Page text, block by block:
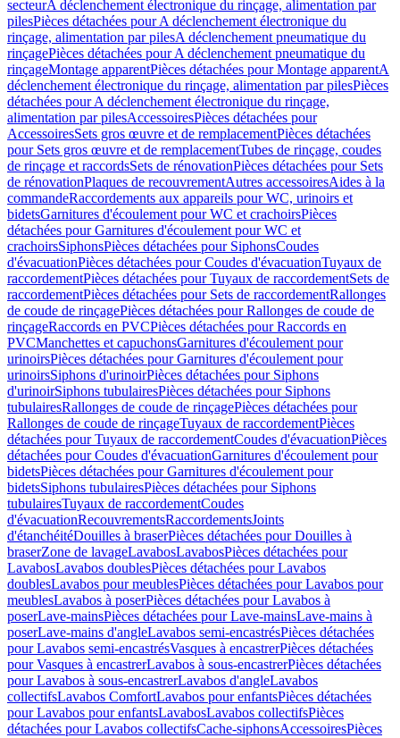
secteurA déclenchement électronique du rinçage, alimentation par
pilesPièces détachées pour A déclenchement électronique du
rinçage, alimentation par pilesA déclenchement pneumatique du
rinçagePièces détachées pour A déclenchement pneumatique du
rinçageMontage apparentPièces détachées pour Montage apparentA
déclenchement électronique du rinçage, alimentation par pilesPièces
détachées pour A déclenchement électronique du rinçage,
alimentation par pilesAccessoiresPièces détachées pour
AccessoiresSets gros œuvre et de remplacementPièces détachées
pour Sets gros œuvre et de remplacementTubes de rinçage, coudes
de rinçage et raccordsSets de rénovationPièces détachées pour Sets
de rénovationPlaques de recouvrementAutres accessoiresAides à la
commandeRaccordements aux appareils pour WC, urinoirs et
bidetsGarnitures d'écoulement pour WC et crachoirsPièces
détachées pour Garnitures d'écoulement pour WC et
crachoirsSiphonsPièces détachées pour SiphonsCoudes
d'évacuationPièces détachées pour Coudes d'évacuationTuyaux de
raccordementPièces détachées pour Tuyaux de raccordementSets de
raccordementPièces détachées pour Sets de raccordementRallonges
de coude de rinçagePièces détachées pour Rallonges de coude de
rinçageRaccords en PVCPièces détachées pour Raccords en
PVCManchettes et capuchonsGarnitures d'écoulement pour
urinoirsPièces détachées pour Garnitures d'écoulement pour
urinoirsSiphons d'urinoirPièces détachées pour Siphons
d'urinoirSiphons tubulairesPièces détachées pour Siphons
tubulairesRallonges de coude de rinçagePièces détachées pour
Rallonges de coude de rinçageTuyaux de raccordementPièces
détachées pour Tuyaux de raccordementCoudes d'évacuationPièces
détachées pour Coudes d'évacuationGarnitures d'écoulement pour
bidetsPièces détachées pour Garnitures d'écoulement pour
bidetsSiphons tubulairesPièces détachées pour Siphons
tubulairesTuyaux de raccordementCoudes
d'évacuationRecouvrementsRaccordementsJoints
d'étanchéitéDouilles à braserPièces détachées pour Douilles à
braserZone de lavageLavabosLavabosPièces détachées pour
LavabosLavabos doublesPièces détachées pour Lavabos
doublesLavabos pour meublesPièces détachées pour Lavabos pour
meublesLavabos à poserPièces détachées pour Lavabos à
poserLave-mainsPièces détachées pour Lave-mainsLave-mains à
poserLave-mains d'angleLavabos semi-encastrésPièces détachées
pour Lavabos semi-encastrésVasques à encastrerPièces détachées
pour Vasques à encastrerLavabos à sous-encastrerPièces détachées
pour Lavabos à sous-encastrerLavabos d'angleLavabos
collectifsLavabos ComfortLavabos pour enfantsPièces détachées
pour Lavabos pour enfantsLavabosLavabos collectifsPièces
détachées pour Lavabos collectifsCache-siphonsAccessoiresPièces